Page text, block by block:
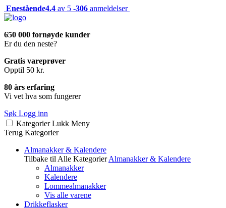
Enestående4.4 av 5 -306 anmeldelser
650 000 fornøyde kunder
Er du den neste?
Gratis vareprøver
Opptil 50 kr.
80 års erfaring
Vi vet hva som fungerer
Søk Logg inn
Kategorier Lukk Meny
Terug Kategorier
Almanakker & Kalendere
Tilbake til Alle Kategorier Almanakker & Kalendere
Almanakker
Kalendere
Lommealmanakker
Vis alle varene
Drikkeflasker